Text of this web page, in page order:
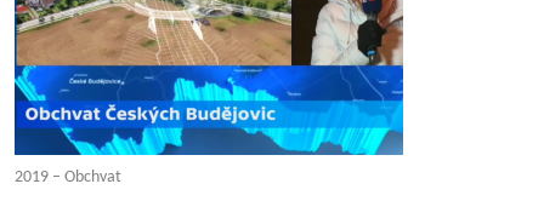
2019 – Obchvat